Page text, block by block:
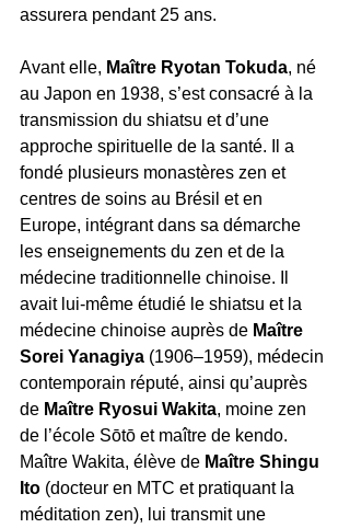
assurera pendant 25 ans.
Avant elle, Maître Ryotan Tokuda, né
au Japon en 1938, s’est consacré à la
transmission du shiatsu et d’une
approche spirituelle de la santé. Il a
fondé plusieurs monastères zen et
centres de soins au Brésil et en
Europe, intégrant dans sa démarche
les enseignements du zen et de la
médecine traditionnelle chinoise. Il
avait lui-même étudié le shiatsu et la
médecine chinoise auprès de Maître
Sorei Yanagiya (1906–1959), médecin
contemporain réputé, ainsi qu’auprès
de Maître Ryosui Wakita, moine zen
de l’école Sōtō et maître de kendo.
Maître Wakita, élève de Maître Shingu
Ito (docteur en MTC et pratiquant la
méditation zen), lui transmit une